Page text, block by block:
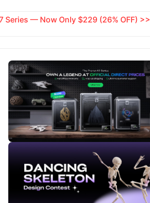
Series — Now Only $229 (26% OFF) >>